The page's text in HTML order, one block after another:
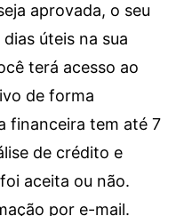
aprovada, o seu
úteis na sua
terá acesso ao
de forma
financeira tem até 7
de crédito e
aceita ou não.
por e-mail.